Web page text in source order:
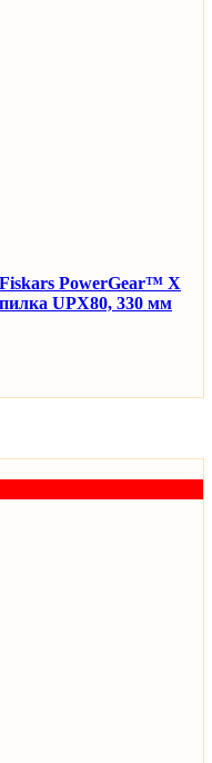
Fiskars PowerGear™ X
UPX80, 330 мм